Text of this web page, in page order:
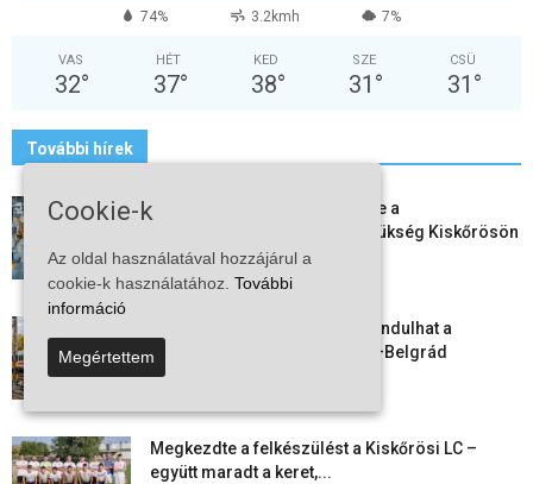
74% 3.2kmh 7%
VAS
32°
HÉT
37°
KED
38°
SZE
31 °
CSÜ
31 °
További hírek
Aktuális állásajánlatok: ezekre a
munkavállalókra van most szükség Kiskőrösön
és a...
2026-08-07
Vitézy Dávid: már ősszel újraindulhat a
személyszállítás a Budapest–Belgrád
vasútvonalon
Megkezdte a felkészülést a Kiskőrösi LC –
együtt maradt a keret,...
Cookie-k
Az oldal használatával hozzájárul a
cookie-k használatához. További
információ
Megértettem